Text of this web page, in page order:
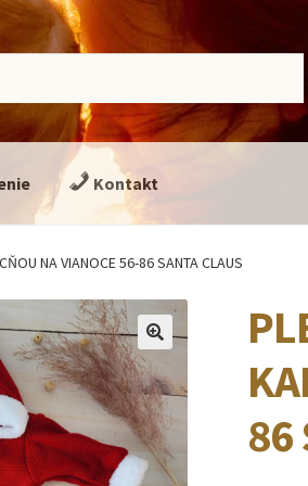
Kontakt
NA VIANOCE 56-86 SANTA CLAUS
🔍
86